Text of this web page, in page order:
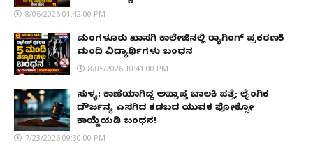
8/06/2026 01:42:00 PM
ಮಂಗಳೂರು ಖಾಸಗಿ ಕಾಲೇಜಿನಲ್ಲಿ ರ‌್ಯಾಗಿಂಗ್ ಪ್ರಕರಣ5
ಮಂದಿ ವಿದ್ಯಾರ್ಥಿಗಳು ಬಂಧನ
8/05/2026 10:41:00 PM
ಸುಳ್ಯ: ಕಾಣೆಯಾಗಿದ್ದ ಅಪ್ರಾಪ್ತ ಬಾಲಕಿ ಪತ್ತೆ; ಲೈಂಗಿಕ
ದೌರ್ಜನ್ಯ ಎಸಗಿದ ಕಡಬದ ಯುವಕ ಪೋಕ್ಸೋ
ಕಾಯ್ದೆಯಡಿ ಬಂಧನ!
7/23/2026 09:30:00 PM